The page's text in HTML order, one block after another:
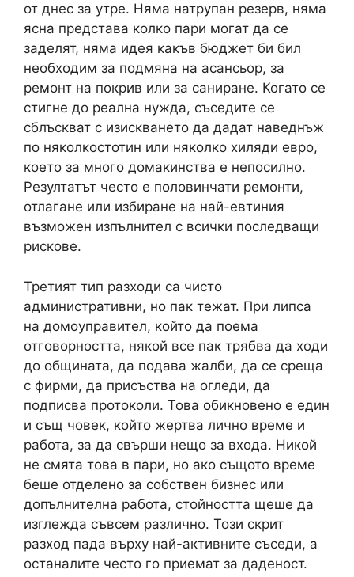
от днес за утре. Няма натрупан резерв, няма
ясна представа колко пари могат да се
заделят, няма идея какъв бюджет би бил
необходим за подмяна на асансьор, за
ремонт на покрив или за саниране. Когато се
стигне до реална нужда, съседите се
сблъскват с изискването да дадат наведнъж
по няколкостотин или няколко хиляди евро,
което за много домакинства е непосилно.
Резултатът често е половинчати ремонти,
отлагане или избиране на най-евтиния
възможен изпълнител с всички последващи
рискове.
Третият тип разходи са чисто
административни, но пак тежат. При липса
на домоуправител, който да поема
отговорността, някой все пак трябва да ходи
до общината, да подава жалби, да се среща
с фирми, да присъства на огледи, да
подписва протоколи. Това обикновено е един
и същ човек, който жертва лично време и
работа, за да свърши нещо за входа. Никой
не смята това в пари, но ако същото време
беше отделено за собствен бизнес или
допълнителна работа, стойността щеше да
изглежда съвсем различно. Този скрит
разход пада върху най-активните съседи, а
останалите често го приемат за даденост.